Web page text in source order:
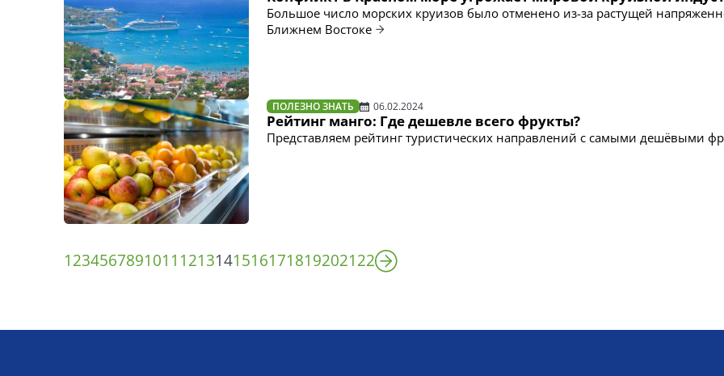
Большое число морских круизов было отменено из-за растущей
Ближнем Востоке
ПОЛЕЗНО ЗНАТЬ 06.02.2024
Рейтинг манго: Где дешевле всего фрукты?
Представляем рейтинг туристических направлений с самыми дешёвыми
1234567891011 1213141516171819202122